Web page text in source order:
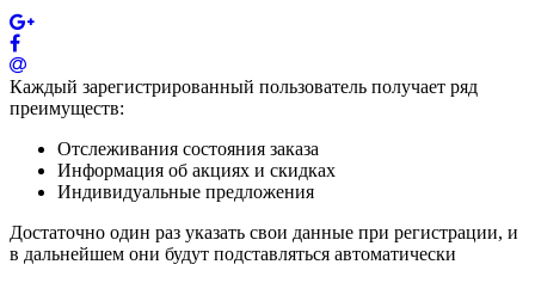
Каждый зарегистрированный пользователь получает ряд
преимуществ:
Отслеживания состояния заказа
Информация об акциях и скидках
Индивидуальные предложения
Достаточно один раз указать свои данные при регистрации, и
в дальнейшем они будут подставляться автоматически